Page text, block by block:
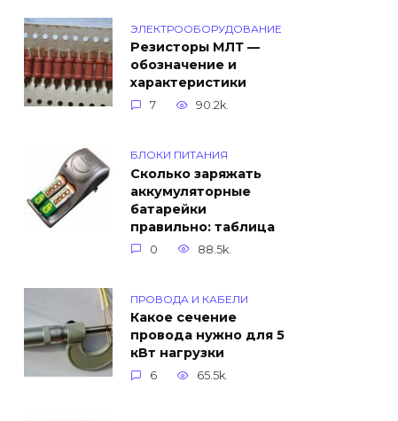
ЭЛЕКТРООБОРУДОВАНИЕ
Резисторы МЛТ —
обозначение и
характеристики
7 90.2k.
БЛОКИ ПИТАНИЯ
Сколько заряжать
аккумуляторные
батарейки
правильно: таблица
0 88.5k.
ПРОВОДА И КАБЕЛИ
Какое сечение
провода нужно для 5
кВт нагрузки
6 65.5k.